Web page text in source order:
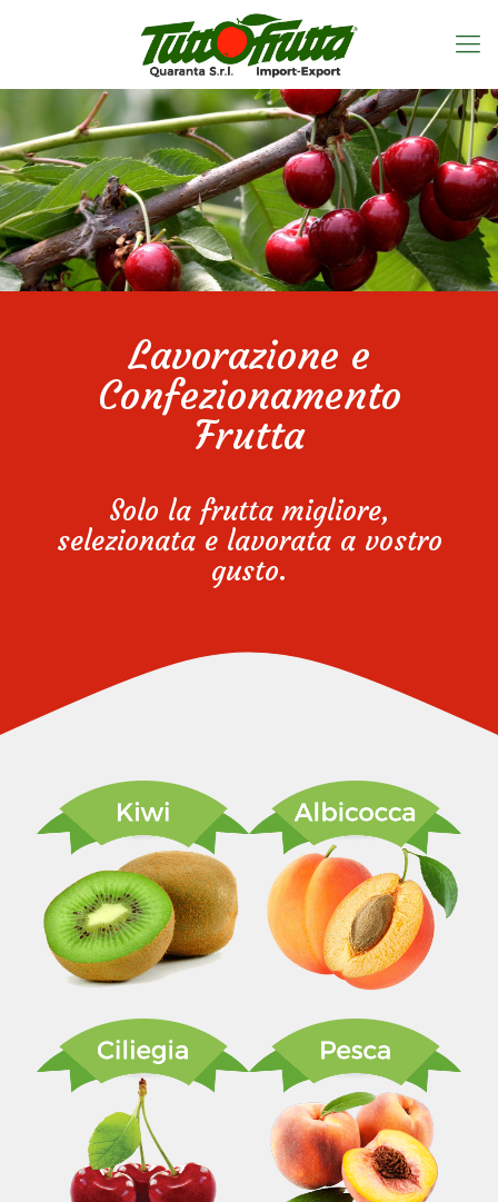
Lavorazione e
Confezionamento
Frutta
Solo la frutta migliore,
selezionata e lavorata a vostro
gusto.